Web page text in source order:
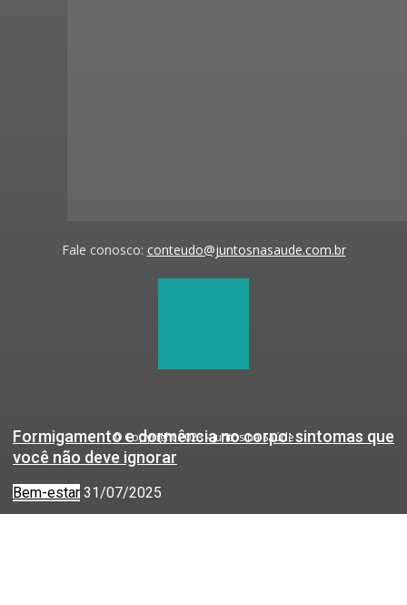
Formigamento e dormência no corpo: sintomas que
você não deve ignorar
Bem-estar 31/07/2025
Fale conosco: conteudo@juntosnasaude.com.br
© Copyright 2023 - Juntos na Saúde